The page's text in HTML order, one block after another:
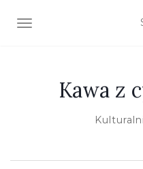
TOGGLE NAVIGATION
Kawa z